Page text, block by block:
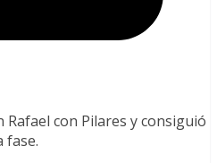
Rafael con Pilares y consiguió
fase.